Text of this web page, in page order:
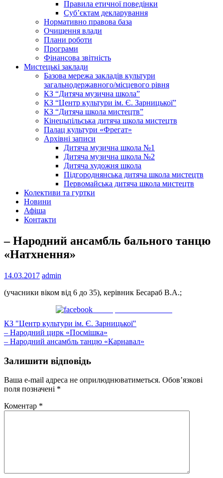
Правила етичної поведінки
Суб’єктам декларування
Нормативно правова база
Очищення влади
Плани роботи
Програми
Фінансова звітність
Мистецькі заклади
Базова мережа закладів культури
загальнодержавного/місцевого рівня
КЗ “Дитяча музична школа”
КЗ “Центр культури ім. Є. Зарницької”
КЗ “Дитяча школа мистецтв”
Кінецьпільська дитяча школа мистецтв
Палац культури «Фрегат»
Архівні записи
Дитяча музична школа №1
Дитяча музична школа №2
Дитяча художня школа
Підгороднянська дитяча школа мистецтв
Первомайська дитяча школа мистецтв
Колективи та гуртки
Новини
Афіша
Контакти
– Народний ансамбль бального танцю
«Натхнення»
14.03.2017 admin
(учасники віком від 6 до 35), керівник Бесараб В.А.;
КЗ "Центр культури ім. Є. Зарницької"
Навігація
записів
– Народний цирк «Посмішка»
– Народний ансамбль танцю «Карнавал»
Залишити відповідь
Ваша e-mail адреса не оприлюднюватиметься. Обов’язкові
поля позначені *
Коментар *